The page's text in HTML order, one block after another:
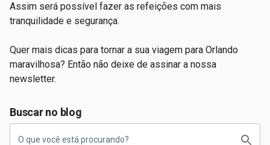
Assim será possível fazer as refeições com mais
tranquilidade e segurança.
Quer mais dicas para tornar a sua viagem para Orlando
maravilhosa? Então não deixe de assinar a nossa
newsletter.
Buscar no blog